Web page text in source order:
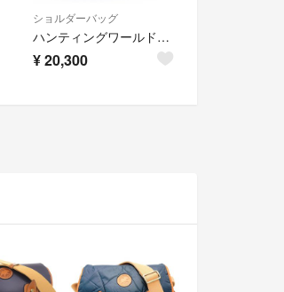
ショルダーバッグ
ハンティングワールド／HUNTING WORLD バッグ ショルダーバッグ 鞄 メンズ 男性 男性用 ナイロン レザー 革 本革 ネイビー 紺 BATTUE SURPASS バチューサーパス ショルダーポシェット
¥20,300